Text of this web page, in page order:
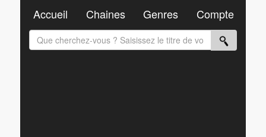
Accueil Chaines Genres Compte